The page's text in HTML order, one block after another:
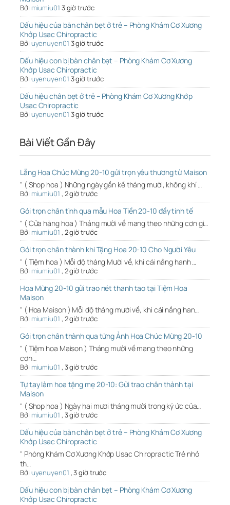
Bởi miumiu01 3 giờ trước
Dấu hiệu của bàn chân bẹt ở trẻ – Phòng Khám Cơ Xương
Khớp Usac Chiropractic
Bởi uyenuyen01 3 giờ trước
Dấu hiệu con bị bàn chân bẹt – Phòng Khám Cơ Xương
Khớp Usac Chiropractic
Bởi uyenuyen01 3 giờ trước
Dấu hiệu chân bẹt ở trẻ – Phòng Khám Cơ Xương Khớp
Usac Chiropractic
Bởi uyenuyen01 3 giờ trước
Bài Viết Gần Đây
Lẵng Hoa Chúc Mừng 20-10 gửi trọn yêu thương từ Maison
" ( Shop hoa ) Những ngày gần kề tháng mười, không khí …
Bởi miumiu01 , 2 giờ trước
Gói trọn chân tình qua mẫu Hoa Tiền 20-10 đầy tinh tế
" ( Cửa hàng hoa ) Tháng mười về mang theo những cơn gi…
Bởi miumiu01 , 2 giờ trước
Gói trọn chân thành khi Tặng Hoa 20-10 Cho Người Yêu
" ( Tiệm hoa ) Mỗi độ tháng Mười về, khi cái nắng hanh …
Bởi miumiu01 , 2 giờ trước
Hoa Mừng 20-10 gửi trao nét thanh tao tại Tiệm Hoa
Maison
" ( Hoa Maison ) Mỗi độ tháng mười về, khi cái nắng han…
Bởi miumiu01 , 2 giờ trước
Gói trọn chân thành qua từng Ảnh Hoa Chúc Mừng 20-10
" ( Tiệm hoa Maison ) Tháng mười về mang theo những
cơn…
Bởi miumiu01 , 3 giờ trước
Tự tay làm hoa tặng mẹ 20-10: Gửi trao chân thành tại
Maison
" ( Shop hoa ) Ngày hai mươi tháng mười trong ký ức của…
Bởi miumiu01 , 3 giờ trước
Dấu hiệu của bàn chân bẹt ở trẻ – Phòng Khám Cơ Xương
Khớp Usac Chiropractic
" Phòng Khám Cơ Xương Khớp Usac Chiropractic Trẻ nhỏ
th…
Bởi uyenuyen01 ,3 giờ trước
Dấu hiệu con bị bàn chân bẹt – Phòng Khám Cơ Xương
Khớp Usac Chiropractic